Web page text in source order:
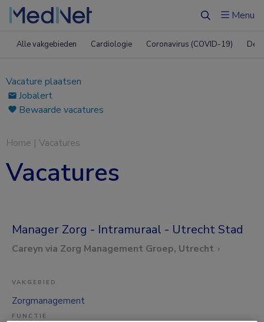
ZoekenMenu
Alle vakgebieden Cardiologie Coronavirus (COVID-19)
Vacature plaatsen
Jobalert
Bewaarde vacatures
Home | Vacatures
Vacatures
Manager Zorg - Intramuraal - Utrecht Stad
Careyn via Zorg Management Groep, Utrecht
VAKGEBIED
Zorgmanagement
FUNCTIE